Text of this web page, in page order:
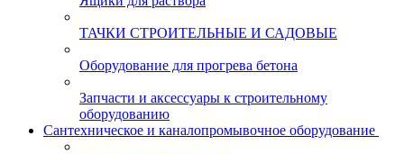
ТАЧКИ СТРОИТЕЛЬНЫЕ И САДОВЫЕ
Оборудование для прогрева бетона
Запчасти и аксессуары к строительному
оборудованию
Сантехническое и каналопромывочное оборудование